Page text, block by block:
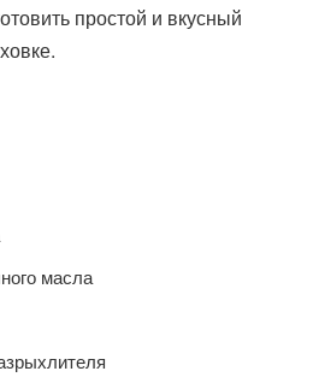
простой и вкусный
масла